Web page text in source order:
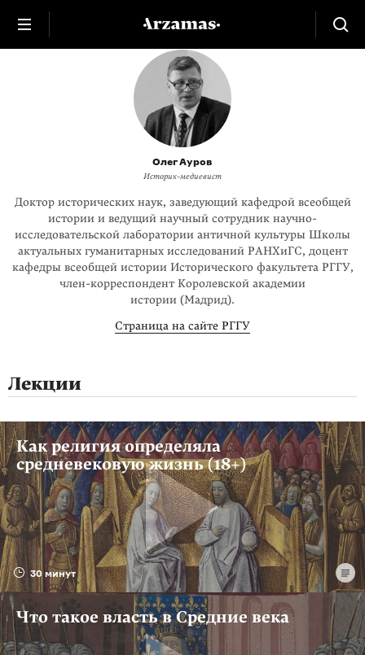
Олег Ауров
Историк-медиевист
Доктор исторических наук, заведующий кафедрой всеобщей
истории и ведущий научный сотрудник научно-
исследовательской лаборатории античной культуры Школы
актуальных гуманитарных исследований РАНХиГС, доцент
кафедры всеобщей истории Исторического факультета РГГУ,
член-корреспондент Королевской академии
истории (Мадрид).
Страница на сайте РГГУ
Лекции
30 минут
Как религия определяла
средневековую жизнь (18+)
Что такое власть в Средние века